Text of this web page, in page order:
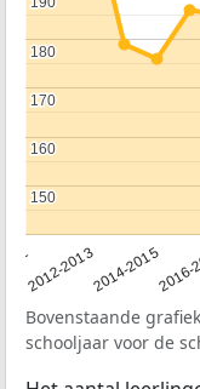
2012-20132014-2015
150
150
160
160
170
170
180
180
Bovenstaande
schooljaar voor de